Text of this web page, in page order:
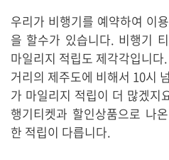
우리가 비행기를 예약하여 이
을 할수가 있습니다. 비행기
마일리지 적립도 제각각입니
거리의 제주도에 비해서 10시
가 마일리지 적립이 더 많겠지
행기티켓과 할인상품으로 나
한 적립이 다릅니다.